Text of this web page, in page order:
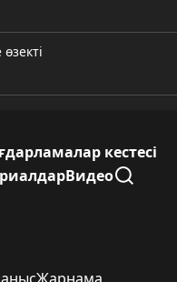
кестесі
Видео